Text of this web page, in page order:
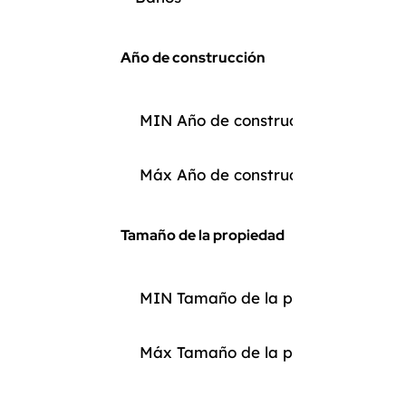
Año de construcción
Tamaño de la propiedad